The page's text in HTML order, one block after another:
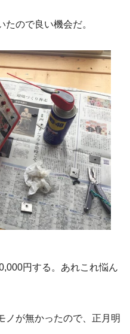
ので良い機会だ。
円する。あれこれ悩ん
ノが無かったので、正月明